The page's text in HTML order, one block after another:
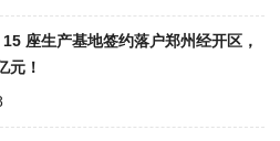
座生产基地签约落户郑州经开区，
元！